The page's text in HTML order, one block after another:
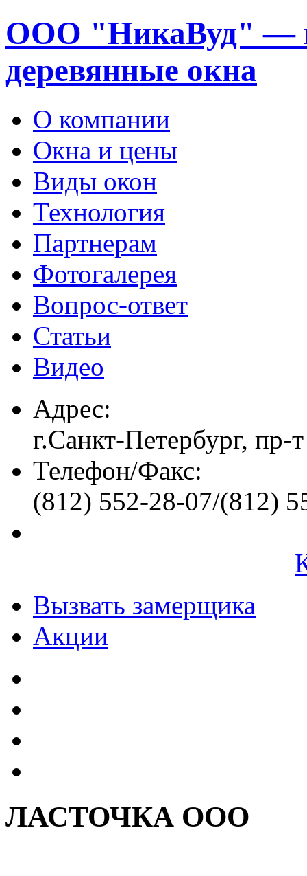
ООО "НикаВуд" —
деревянные окна
О компании
Окна и цены
Виды окон
Технология
Партнерам
Фотогалерея
Вопрос-ответ
Статьи
Видео
Адрес:
г.Санкт-Петербург, пр-
Телефон/Факс:
(812) 552-28-07/(812)
Вызвать замерщика
Акции
ЛАСТОЧКА ООО